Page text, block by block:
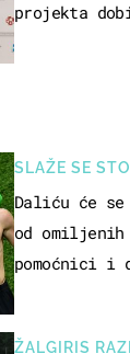
SLAŽE SE
Daliću će
od omiljenih
pomoćnici i
ŽALGIRIS
projekta